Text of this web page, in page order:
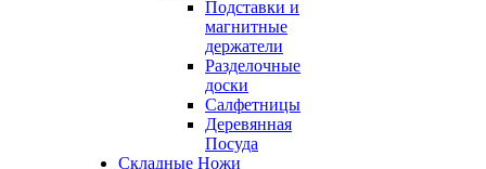
Подставки и
магнитные
держатели
Разделочные
доски
Салфетницы
Деревянная
Посуда
Складные Ножи